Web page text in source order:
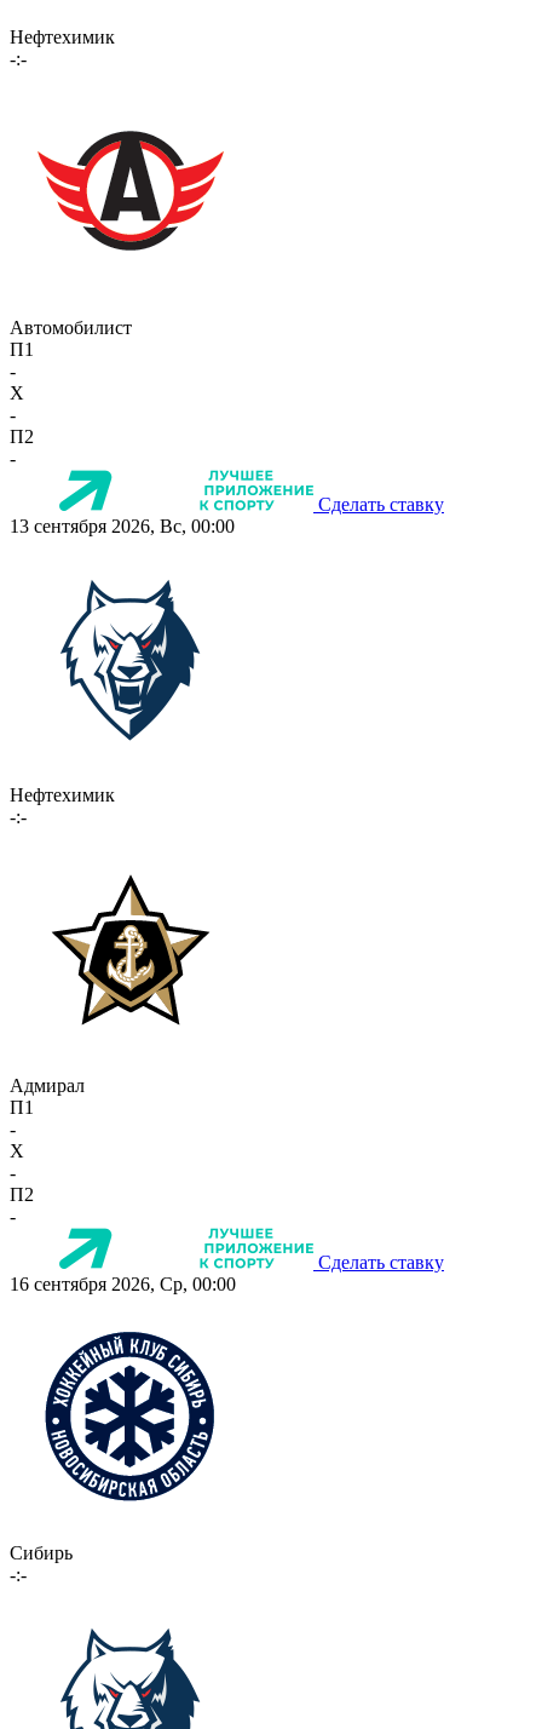
Нефтехимик
-:-
Автомобилист
П1
-
X
-
П2
-
Сделать ставку
13 сентября 2026, Вс, 00:00
Нефтехимик
-:-
Адмирал
П1
-
X
-
П2
-
Сделать ставку
16 сентября 2026, Ср, 00:00
Сибирь
-:-